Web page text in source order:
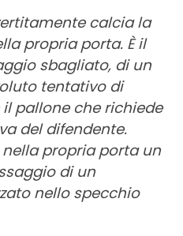
calcia la
propria porta. È il
sbagliato, di un
tentativo di
pallone che richiede
del difendente.
propria porta un
di un
nello specchio